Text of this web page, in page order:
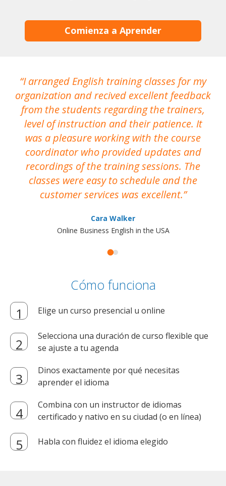
Comienza a Aprender
I arranged English training classes for my
organization and recived excellent feedback
from the students regarding the trainers,
level of instruction and their patience. It
was a pleasure working with the course
coordinator who provided updates and
recordings of the training sessions. The
classes were easy to schedule and the
customer services was excellent.
Cara Walker
Online Business English in the USA
Cómo funciona
Elige un curso presencial u online
Selecciona una duración de curso flexible que
se ajuste a tu agenda
Dinos exactamente por qué necesitas
aprender el idioma
Combina con un instructor de idiomas
certificado y nativo en su ciudad (o en línea)
Habla con fluidez el idioma elegido